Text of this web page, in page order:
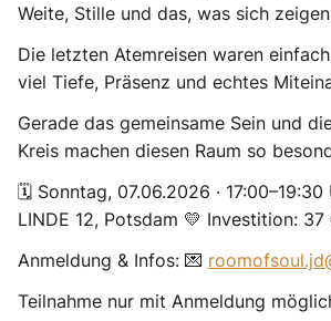
Weite, Stille und das, was sich
Die letzten Atemreisen waren
viel Tiefe, Präsenz und echtes
Gerade das gemeinsame Sein und
Kreis machen diesen Raum so
🗓️ Sonntag, 07.06.2026 · 17:00–19:30
LINDE 12, Potsdam 💛 Investition: 37
Anmeldung & Infos: 💌
Teilnahme nur mit Anmeldung